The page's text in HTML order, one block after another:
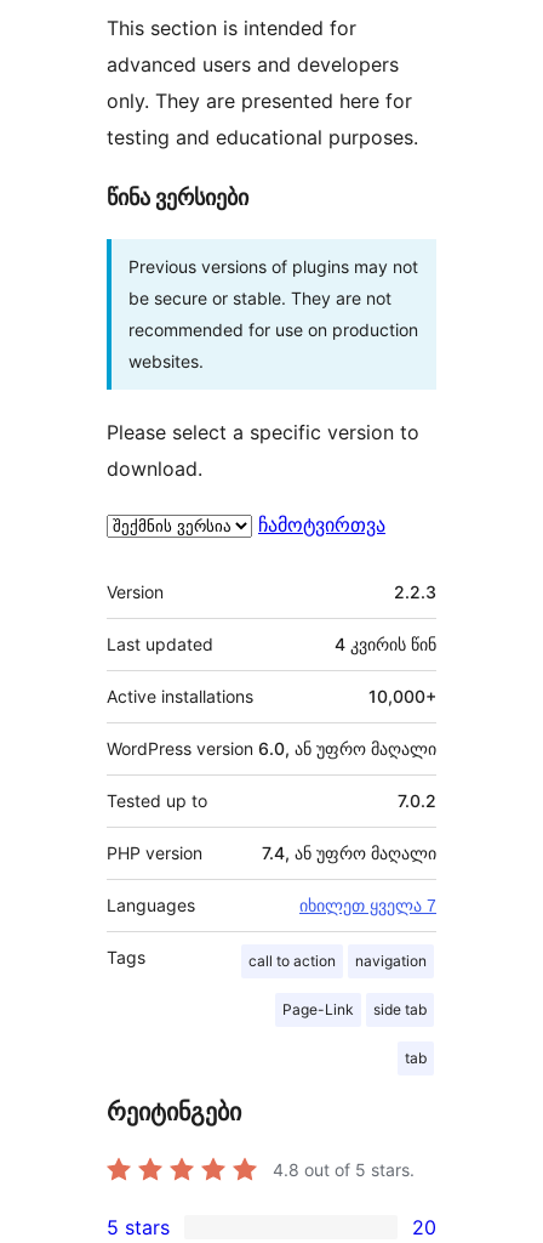
This section is intended for
advanced users and developers
only. They are presented here for
testing and educational purposes.
წინა ვერსიები
Previous versions of plugins may not
be secure or stable. They are not
recommended for use on production
websites.
Please select a specific version to
download.
ჩამოტვირთვა
მეტა
Version 2.2.3
Last updated 4 კვირის წინ
Active installations 10,000+
WordPress version 6.0, ან უფრო მაღალი
Tested up to 7.0.2
PHP version 7.4, ან უფრო მაღალი
Languages იხილეთ ყველა 7
Tags call to action navigation
Page-Link side tab
tab
რეიტინგები
4.8 out of 5 stars.
5 stars 20